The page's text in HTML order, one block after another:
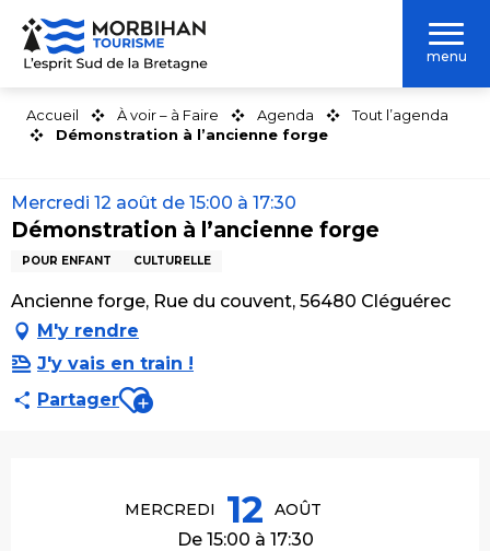
Aller
contenu
menu
Accueil À voir – à Faire Agenda
Tout l’agenda
Démonstration à l’ancienne forge
Mercredi 12 août de 15:00 à 17:30
Démonstration à l’ancienne forge
POUR ENFANT CULTURELLE
Ancienne forge, Rue du couvent, 56480 Cléguérec
M'y rendre
J'y vais en train !
PartagerAjouter aux favoris
MERCREDI 12 AOÛT
De 15:00 à 17:30